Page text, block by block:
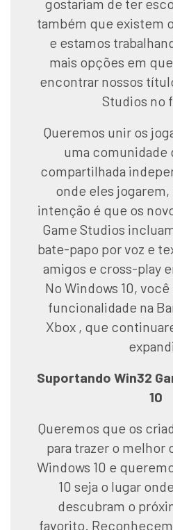
gostariam de ter
também que existem
e estamos
mais opções em
encontrar nossos
Studios no
Queremos unir os
uma comunidade
compartilhada
onde eles jogarem,
intenção é que os
Game Studios
bate-papo por voz e
amigos e cross-play
No Windows 10,
funcionalidade na
Xbox , que
Suportando Win32
10
Queremos que os
para trazer o melhor
Windows 10 e
10 seja o lugar
descubram o
favorito.